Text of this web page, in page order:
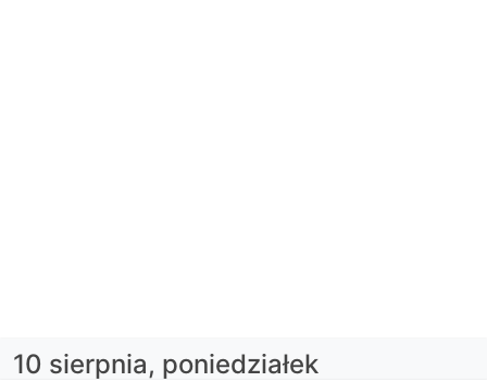
10 sierpnia, poniedziałek